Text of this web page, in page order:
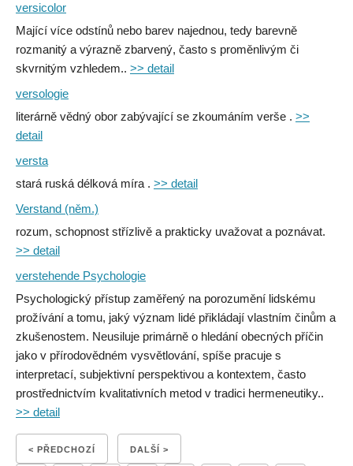
versicolor
Mající více odstínů nebo barev najednou, tedy barevně
rozmanitý a výrazně zbarvený, často s proměnlivým či
skvrnitým vzhledem.. >> detail
versologie
literárně vědný obor zabývající se zkoumáním verše . >>
detail
versta
stará ruská délková míra . >> detail
Verstand (něm.)
rozum, schopnost střízlivě a prakticky uvažovat a poznávat.
>> detail
verstehende Psychologie
Psychologický přístup zaměřený na porozumění lidskému
prožívání a tomu, jaký význam lidé přikládají vlastním činům a
zkušenostem. Neusiluje primárně o hledání obecných příčin
jako v přírodovědném vysvětlování, spíše pracuje s
interpretací, subjektivní perspektivou a kontextem, často
prostřednictvím kvalitativních metod v tradici hermeneutiky..
>> detail
< PŘEDCHOZÍ DALŠÍ >